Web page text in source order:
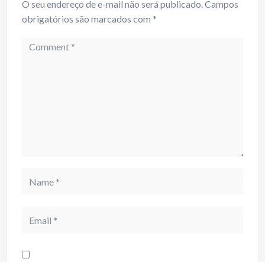
O seu endereço de e-mail não será publicado.Campos
obrigatórios são marcados com *
Comment